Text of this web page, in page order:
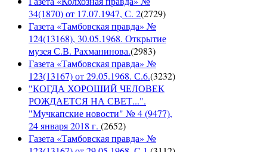
34(1870) от 17.07.1947, С. 2(2729)
Газета «Тамбовская правда» №
124(13168), 30.05.1968. Открытие
музея С.В. Рахманинова.(2983)
Газета «Тамбовская правда» №
123(13167) от 29.05.1968. С.6.(3232)
"КОГДА ХОРОШИЙ ЧЕЛОВЕК
РОЖДАЕТСЯ НА СВЕТ...".
"Мучкапские новости" № 4 (9477),
24 января 2018 г. (2652)
Газета «Тамбовская правда» №